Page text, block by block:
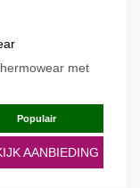
met
Populair
AANBIEDING